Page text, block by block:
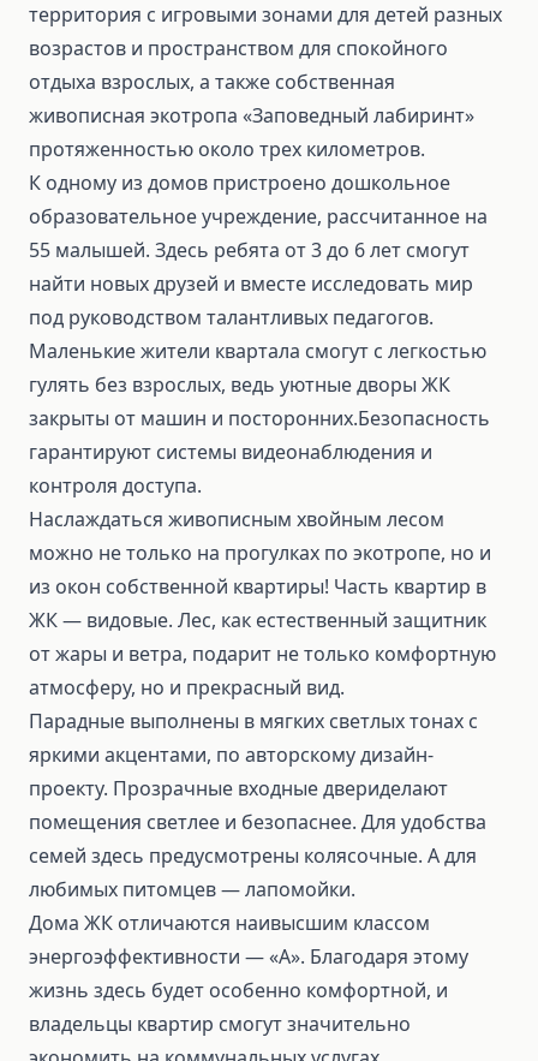
территория с игровыми зонами для детей разных
возрастов и пространством для спокойного
отдыха взрослых, а также собственная
живописная экотропа «Заповедный лабиринт»
протяженностью около трех километров.
К одному из домов пристроено дошкольное
образовательное учреждение, рассчитанное на
55 малышей. Здесь ребята от 3 до 6 лет смогут
найти новых друзей и вместе исследовать мир
под руководством талантливых педагогов.
Маленькие жители квартала смогут с легкостью
гулять без взрослых, ведь уютные дворы ЖК
закрыты от машин и посторонних.Безопасность
гарантируют системы видеонаблюдения и
контроля доступа.
Наслаждаться живописным хвойным лесом
можно не только на прогулках по экотропе, но и
из окон собственной квартиры! Часть квартир в
ЖК — видовые. Лес, как естественный защитник
от жары и ветра, подарит не только комфортную
атмосферу, но и прекрасный вид.
Парадные выполнены в мягких светлых тонах с
яркими акцентами, по авторскому дизайн-
проекту. Прозрачные входные двериделают
помещения светлее и безопаснее. Для удобства
семей здесь предусмотрены колясочные. А для
любимых питомцев — лапомойки.
Дома ЖК отличаются наивысшим классом
энергоэффективности — «А». Благодаря этому
жизнь здесь будет особенно комфортной, и
владельцы квартир смогут значительно